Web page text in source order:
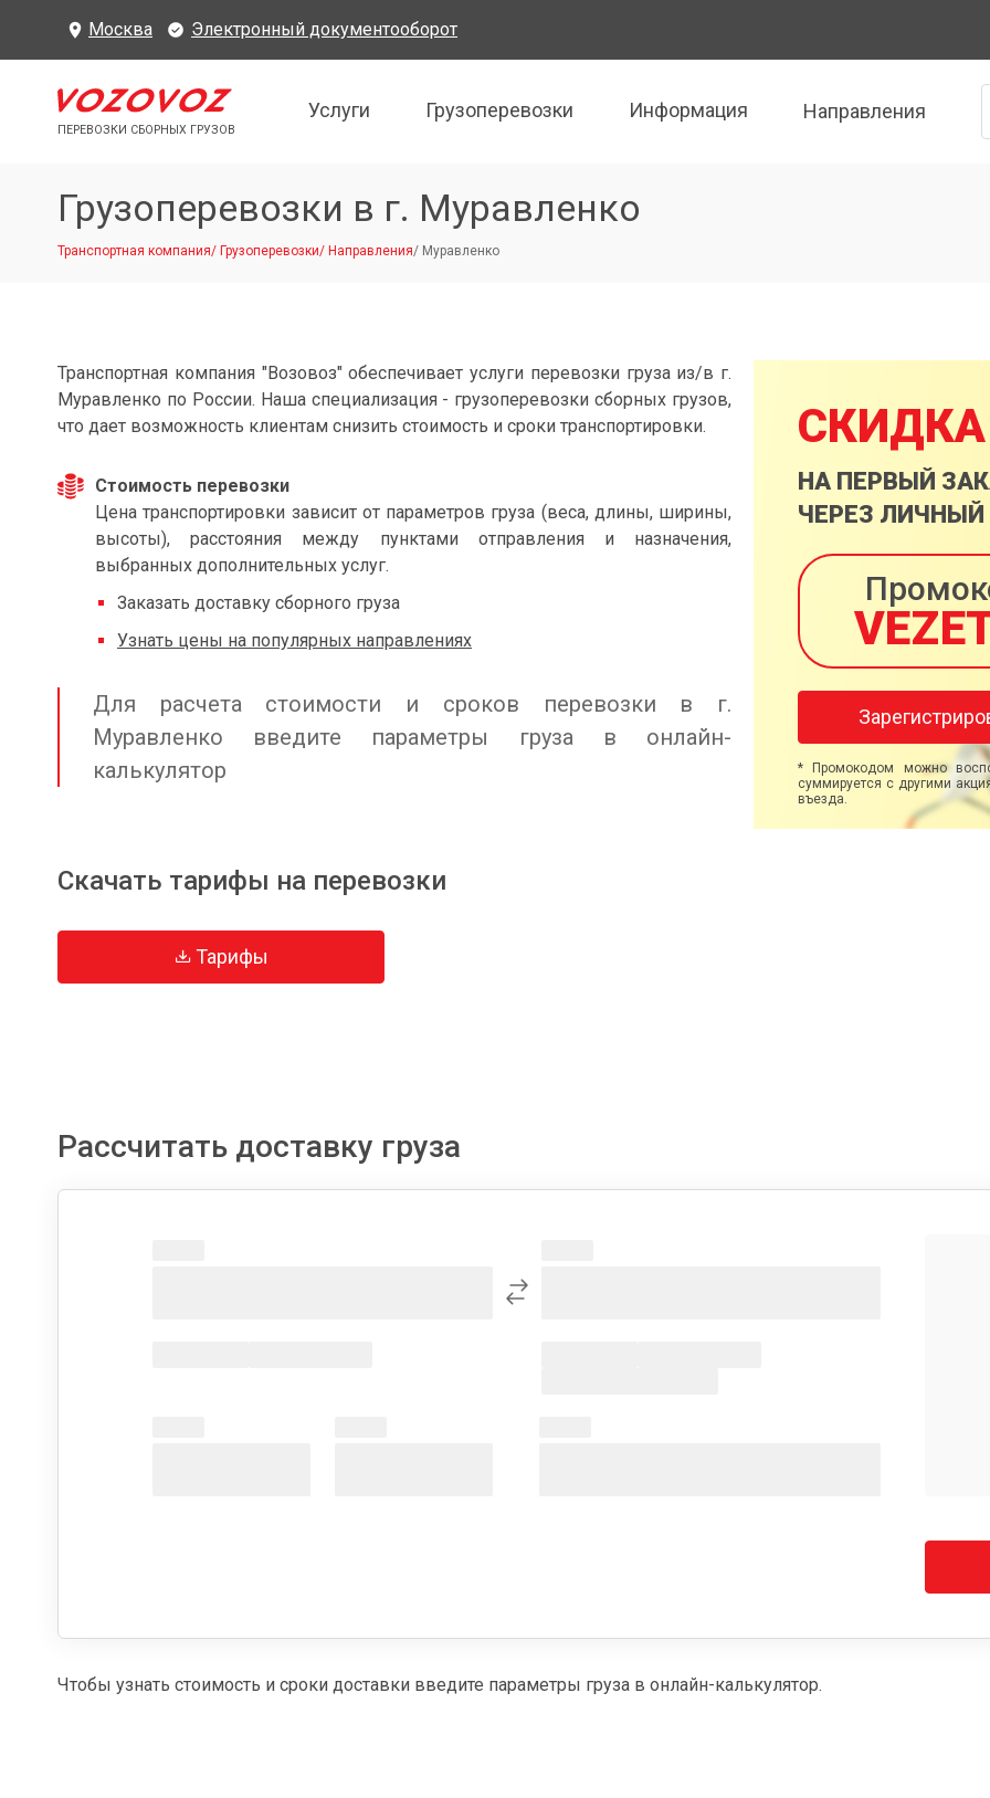
Москва Электронный документооборот
ПЕРЕВОЗКИ СБОРНЫХ ГРУЗОВ
Услуги Грузоперевозки Информация Направления
Грузоперевозки в г. Муравленко
Транспортная компания/ Грузоперевозки/ Направления/ Муравленко
Транспортная компания "Возовоз" обеспечивает услуги перевозки груза из/в г.
Муравленко по России. Наша специализация - грузоперевозки сборных грузов,
что дает возможность клиентам снизить стоимость и сроки транспортировки.
Стоимость перевозки
Цена транспортировки зависит от параметров груза (веса, длины, ширины,
высоты), расстояния между пунктами отправления и назначения,
выбранных дополнительных услуг.
Заказать доставку сборного груза
Узнать цены на популярных направлениях
Для расчета стоимости и сроков перевозки в г.
Муравленко введите параметры груза в онлайн-
калькулятор
Скачать тарифы на перевозки
Тарифы
СКИДКА
НА ПЕРВЫЙ
ЧЕРЕЗ ЛИЧНЫЙ
* Промокодом можно
суммируется с другими
въезда.
Рассчитать доставку груза
Чтобы узнать стоимость и сроки доставки введите параметры груза в онлайн-калькулятор.